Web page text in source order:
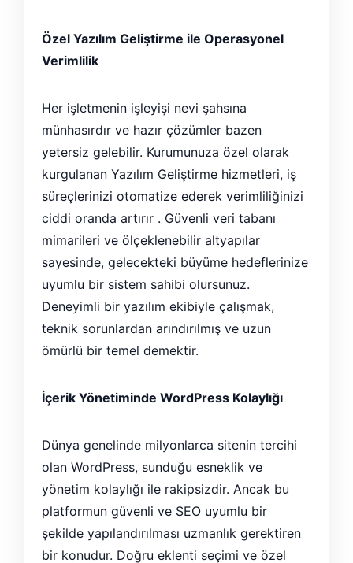
Özel Yazılım Geliştirme ile Operasyonel
Verimlilik
Her işletmenin işleyişi nevi şahsına
münhasırdır ve hazır çözümler bazen
yetersiz gelebilir. Kurumunuza özel olarak
kurgulanan Yazılım Geliştirme hizmetleri, iş
süreçlerinizi otomatize ederek verimliliğinizi
ciddi oranda artırır . Güvenli veri tabanı
mimarileri ve ölçeklenebilir altyapılar
sayesinde, gelecekteki büyüme hedeflerinize
uyumlu bir sistem sahibi olursunuz.
Deneyimli bir yazılım ekibiyle çalışmak,
teknik sorunlardan arındırılmış ve uzun
ömürlü bir temel demektir.
İçerik Yönetiminde WordPress Kolaylığı
Dünya genelinde milyonlarca sitenin tercihi
olan WordPress, sunduğu esneklik ve
yönetim kolaylığı ile rakipsizdir. Ancak bu
platformun güvenli ve SEO uyumlu bir
şekilde yapılandırılması uzmanlık gerektiren
bir konudur. Doğru eklenti seçimi ve özel